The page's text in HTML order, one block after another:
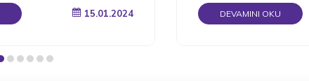
15.01.2024 DEVAMINI OKU